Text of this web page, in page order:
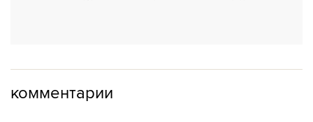
комментарии